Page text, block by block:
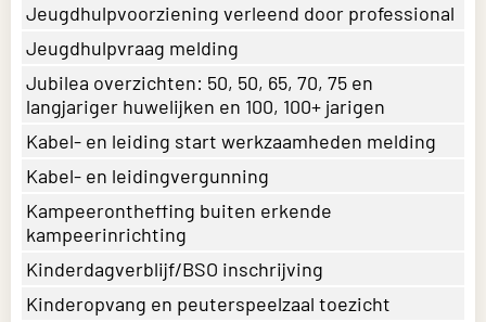
Jeugdhulpvoorziening verleend door professional
Jeugdhulpvraag melding
Jubilea overzichten: 50, 50, 65, 70, 75 en
langjariger huwelijken en 100, 100+ jarigen
Kabel- en leiding start werkzaamheden melding
Kabel- en leidingvergunning
Kampeerontheffing buiten erkende
kampeerinrichting
Kinderdagverblijf/BSO inschrijving
Kinderopvang en peuterspeelzaal toezicht